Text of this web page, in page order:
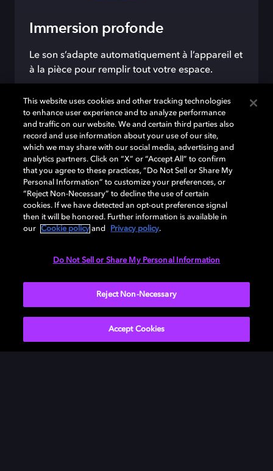
Immersion profonde
Le son s’adapte automatiquement à l’appareil et
à la pièce pour remplir tout votre espace.
Clarté incroyable
Percevez chaque élément sonore avec netteté et
précision, sous tous les angles.
This website uses cookies and other tracking technologies
to enhance user experience and to analyze performance
and traffic on our website. We and certain third parties also
record and use information about your use of our site,
which we may share with our social media, advertising and
analytics partners. Click on “X” or “Accept All” to confirm
that you agree to these practices, “Do Not Sell or Share My
Personal Information” to customize your preferences, or
“Reject Non-Necessary” to decline the use of certain
cookies. If we have detected an opt-out preference signal
then it will be honored. Further information is available in
our
Cookie policy and Privacy policy.
Do Not Sell or Share My Personal Information
Reject Non-Necessary
Accept Cookies